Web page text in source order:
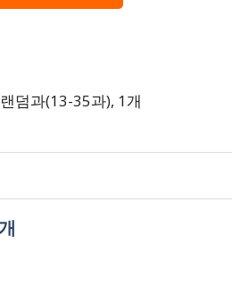
덤과(13-35과), 1개